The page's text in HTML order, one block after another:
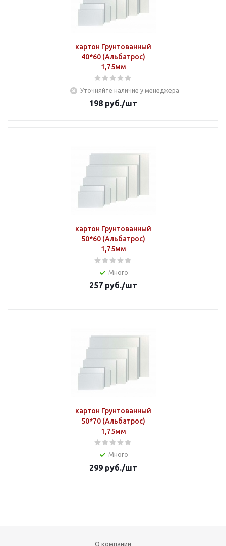
картон Грунтованный
40*60 (Альбатрос)
1,75мм
Уточняйте наличие у менеджера
198 руб./шт
картон Грунтованный
50*60 (Альбатрос)
1,75мм
Много
257 руб./шт
картон Грунтованный
50*70 (Альбатрос)
1,75мм
Много
299 руб./шт
О компании